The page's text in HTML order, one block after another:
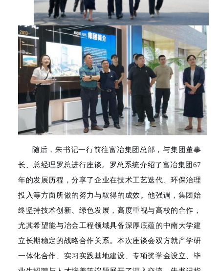
随后，朱书记一行前往富冶集团总部，与集团董事
长、总经理罗总进行座谈。罗总系统介绍了富冶集团67
年的发展历程，分享了企业在技术工艺迭代、环保治理
投入等方面所做的努力与取得的成效。他强调，集团始
终坚持技术创新、绿色发展，高度重视与高校的合作，
尤其希望能与冶金工程领域具备深厚底蕴的中南大学建
立长期稳定的战略合作关系。本次座谈会双方就产学研
一体化合作、 实习实践基地建设、专项奖学金设立、毕